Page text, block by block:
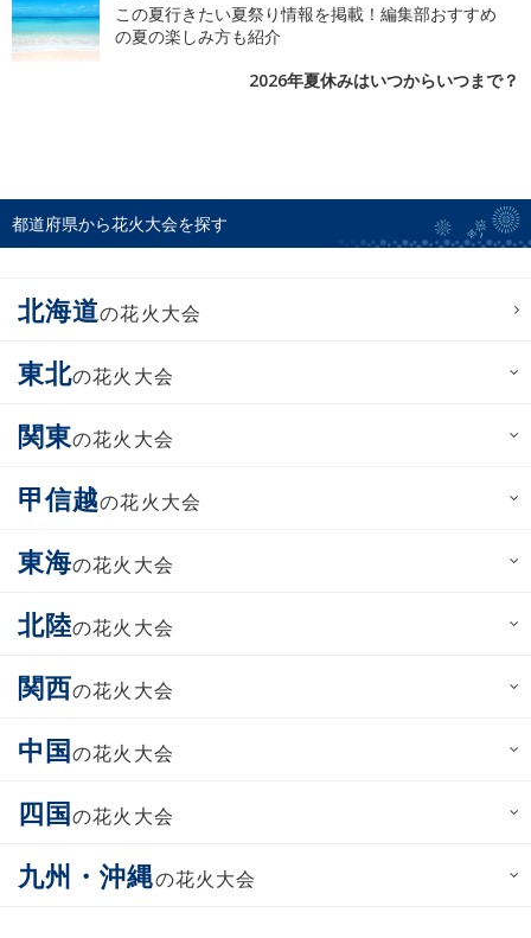
この夏行きたい夏祭り情報を掲載！編集部おすすめ
の夏の楽しみ方も紹介
2026年夏休みはいつからいつまで？
都道府県から花火大会を探す
北海道の花火大会
東北の花火大会
関東の花火大会
甲信越の花火大会
東海の花火大会
北陸の花火大会
関西の花火大会
中国の花火大会
四国の花火大会
九州・沖縄の花火大会